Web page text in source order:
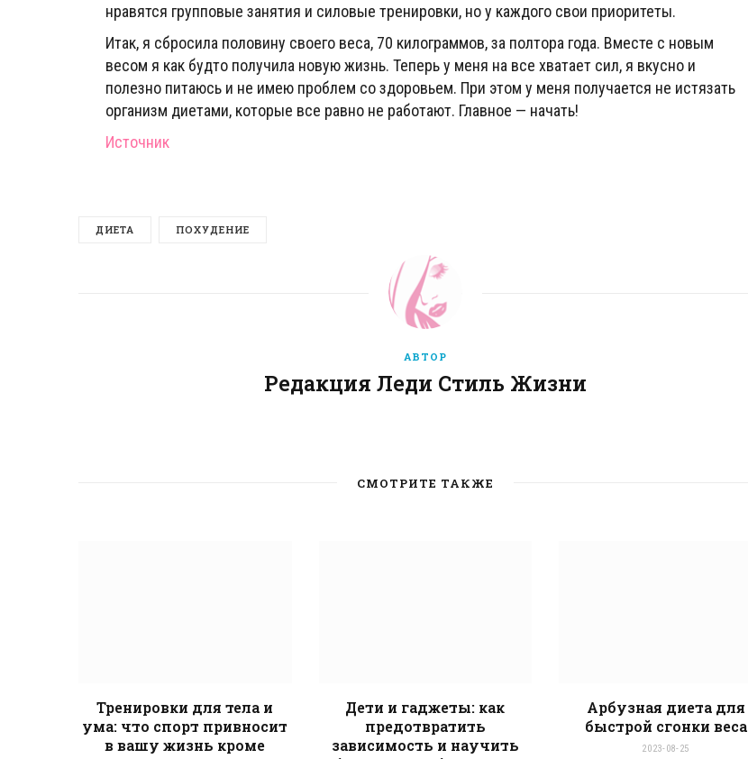
нравятся групповые занятия и силовые тренировки, но у каждого свои приоритеты.
Итак, я сбросила половину своего веса, 70 килограммов, за полтора года. Вместе с новым
весом я как будто получила новую жизнь. Теперь у меня на все хватает сил, я вкусно и
полезно питаюсь и не имею проблем со здоровьем. При этом у меня получается не истязать
организм диетами, которые все равно не работают. Главное — начать!
Источник
ДИЕТА ПОХУДЕНИЕ
АВТОР
Редакция Леди Стиль Жизни
b
СМОТРИТЕ ТАКЖЕ
Тренировки для тела и
ума: что спорт привносит
в вашу жизнь кроме
Дети и гаджеты: как
предотвратить
зависимость и научить
Арбузная диета для
быстрой сгонки веса
2023-08-25